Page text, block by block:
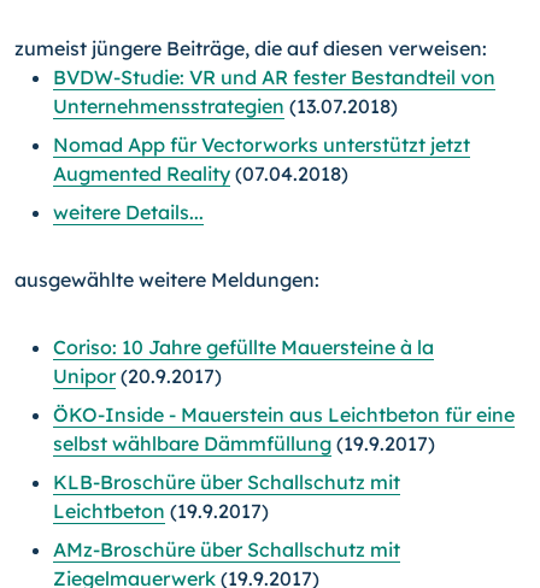
zumeist jüngere Beiträge, die auf diesen verweisen:
BVDW-Studie: VR und AR fester Bestandteil von
Unternehmensstrategien (13.07.2018)
Nomad App für Vectorworks unterstützt jetzt
Augmented Reality (07.04.2018)
weitere Details...
ausgewählte weitere Meldungen:
Coriso: 10 Jahre gefüllte Mauersteine à la
Unipor(20.9.2017)
ÖKO-Inside - Mauerstein aus Leichtbeton für eine
selbst wählbare Dämmfüllung (19.9.2017)
KLB-Broschüre über Schallschutz mit
Leichtbeton (19.9.2017)
AMz-Broschüre über Schallschutz mit
Ziegelmauerwerk (19.9.2017)